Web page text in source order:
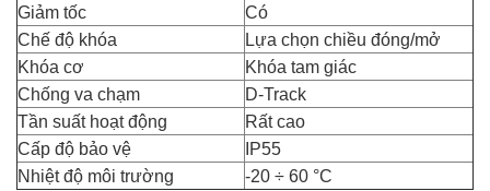
Giảm tốc
Có
Chế độ khóa
Lựa chọn chiều đóng/mở
Khóa cơ
Khóa tam giác
Chống va chạm
D-Track
Tần suất hoạt động
Rất cao
Cấp độ bảo vệ
IP55
Nhiệt độ môi trường
-20 ÷ 60 °C